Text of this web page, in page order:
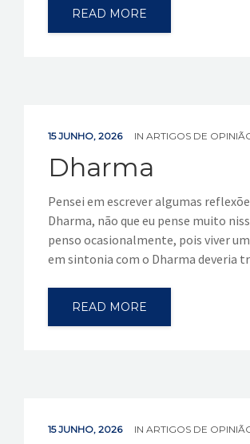
READ MORE
15 JUNHO, 2026 IN ARTIGOS DE
Dharma
Pensei em escrever algumas
Dharma, não que eu pense muito
penso ocasionalmente, pois viver
em sintonia com o Dharma deveria
READ MORE
15 JUNHO, 2026 IN ARTIGOS DE